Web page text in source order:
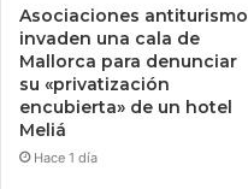
Asociaciones antiturismo
invaden una cala de
Mallorca para denunciar
su «privatización
encubierta» de un hotel
Meliá
Hace 1 día